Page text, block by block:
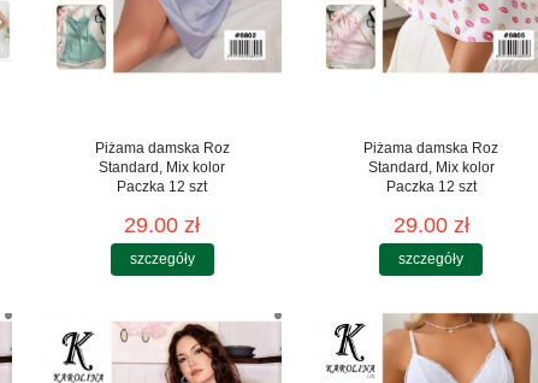
Piżama damska Roz
Standard, Mix kolor
Paczka 12 szt
29.00 zł
szczegóły
Piżama damska Roz
Standard, Mix kolor
Paczka 12 szt
29.00 zł
szczegóły